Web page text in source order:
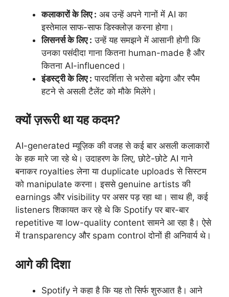
कलाकारों के लिए : अब उन्हें अपने गानों में AI का
इस्तेमाल साफ-साफ डिस्क्लोज़ करना होगा।
लिसनर्स के लिए : उन्हें यह समझने में आसानी होगी कि
उनका पसंदीदा गाना कितना human-made है और
कितना AI-influenced।
इंडस्ट्री के लिए : पारदर्शिता से भरोसा बढ़ेगा और स्पैम
हटने से असली टैलेंट को मौके मिलेंगे।
क्यों ज़रूरी था यह कदम?
AI-generated म्यूज़िक की वजह से कई बार असली कलाकारों
के हक मारे जा रहे थे। उदाहरण के लिए, छोटे-छोटे AI गाने
बनाकर royalties लेना या duplicate uploads से सिस्टम
को manipulate करना। इससे genuine artists की
earnings और visibility पर असर पड़ रहा था। साथ ही, कई
listeners शिकायत कर रहे थे कि Spotify पर बार-बार
repetitive या low-quality content सामने आ रहा है। ऐसे
में transparency और spam control दोनों ही अनिवार्य थे।
आगे की दिशा
Spotify ने कहा है कि यह तो सिर्फ शुरुआत है। आने